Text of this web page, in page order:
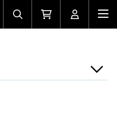
Avaa/sulje
haku
Siirry
ostoskoriin
Avaa/